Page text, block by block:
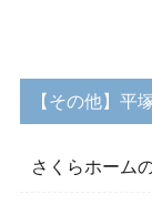
【その他】平
さくらホーム